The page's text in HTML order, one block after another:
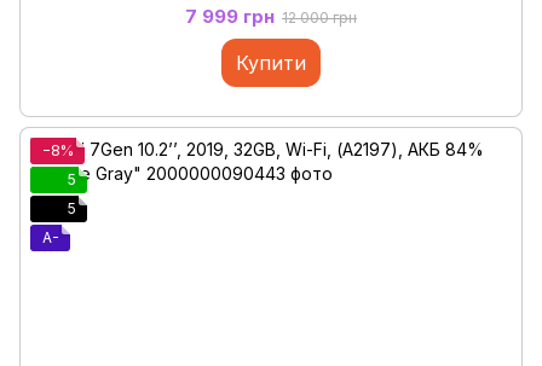
7 999 грн 12 000 грн
Купити
−8%
5
5
A-